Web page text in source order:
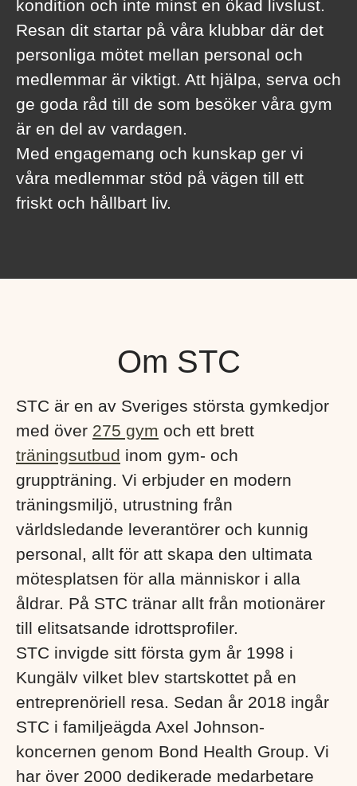
kondition och inte minst en ökad livslust.
Resan dit startar på våra klubbar där det
personliga mötet mellan personal och
medlemmar är viktigt. Att hjälpa, serva och
ge goda råd till de som besöker våra gym
är en del av vardagen.
Med engagemang och kunskap ger vi
våra medlemmar stöd på vägen till ett
friskt och hållbart liv.
Om STC
STC är en av Sveriges största gymkedjor
med över 275 gym och ett brett
träningsutbud inom gym- och
gruppträning. Vi erbjuder en modern
träningsmiljö, utrustning från
världsledande leverantörer och kunnig
personal, allt för att skapa den ultimata
mötesplatsen för alla människor i alla
åldrar. På STC tränar allt från motionärer
till elitsatsande idrottsprofiler.
STC invigde sitt första gym år 1998 i
Kungälv vilket blev startskottet på en
entreprenöriell resa. Sedan år 2018 ingår
STC i familjeägda Axel Johnson-
koncernen genom Bond Health Group. Vi
har över 2000 dedikerade medarbetare